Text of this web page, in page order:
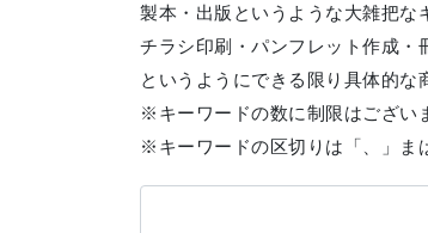
製本・出版というような大雑把な
チラシ印刷・パンフレット作成・
というようにできる限り具体的な
※キーワードの数に制限はござい
※キーワードの区切りは「、」ま